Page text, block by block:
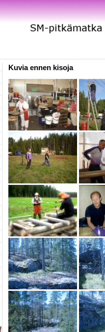
Kuvia ennen kisoja